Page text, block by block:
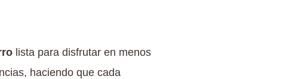
lista para disfrutar en menos
haciendo que cada